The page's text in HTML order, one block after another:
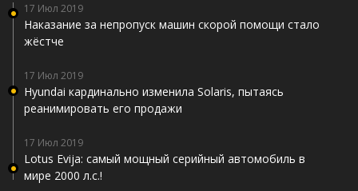
17 Июл 2019
Наказание за непропуск машин скорой помощи стало
жёстче
17 Июл 2019
Hyundai кардинально изменила Solaris, пытаясь
реанимировать его продажи
17 Июл 2019
Lotus Evija: самый мощный серийный автомобиль в
мире 2000 л.с.!